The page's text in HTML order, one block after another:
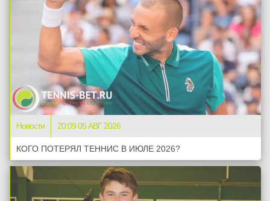
Новости 20:09 05 АВГ 2026
КОГО ПОТЕРЯЛ ТЕННИС В ИЮЛЕ 2026?